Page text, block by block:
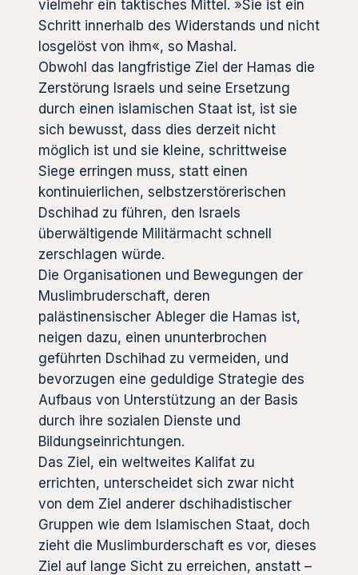
vielmehr ein taktisches Mittel. »Sie ist ein
Schritt innerhalb des Widerstands und nicht
losgelöst von ihm«, so Mashal.
Obwohl das langfristige Ziel der Hamas die
Zerstörung Israels und seine Ersetzung
durch einen islamischen Staat ist, ist sie
sich bewusst, dass dies derzeit nicht
möglich ist und sie kleine, schrittweise
Siege erringen muss, statt einen
kontinuierlichen, selbstzerstörerischen
Dschihad zu führen, den Israels
überwältigende Militärmacht schnell
zerschlagen würde.
Die Organisationen und Bewegungen der
Muslimbruderschaft, deren
palästinensischer Ableger die Hamas ist,
neigen dazu, einen ununterbrochen
geführten Dschihad zu vermeiden, und
bevorzugen eine geduldige Strategie des
Aufbaus von Unterstützung an der Basis
durch ihre sozialen Dienste und
Bildungseinrichtungen.
Das Ziel, ein weltweites Kalifat zu
errichten, unterscheidet sich zwar nicht
von dem Ziel anderer dschihadistischer
Gruppen wie dem Islamischen Staat, doch
zieht die Muslimburderschaft es vor, dieses
Ziel auf lange Sicht zu erreichen, anstatt –